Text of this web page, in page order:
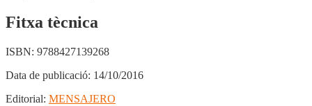
Fitxa tècnica
ISBN: 9788427139268
Data de publicació: 14/10/2016
Editorial: MENSAJERO